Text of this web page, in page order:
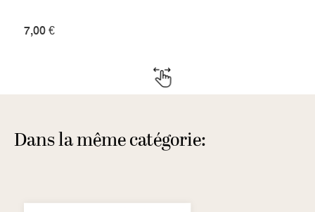
7,00 €
Dans la même catégorie: